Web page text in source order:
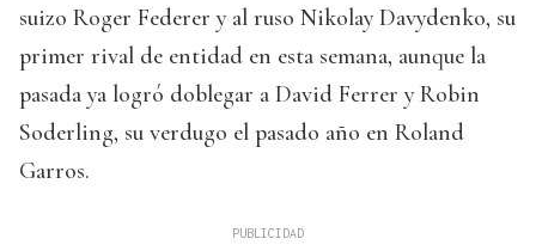
suizo Roger Federer y al ruso Nikolay Davydenko, su
primer rival de entidad en esta semana, aunque la
pasada ya logró doblegar a David Ferrer y Robin
Soderling, su verdugo el pasado año en Roland
Garros.